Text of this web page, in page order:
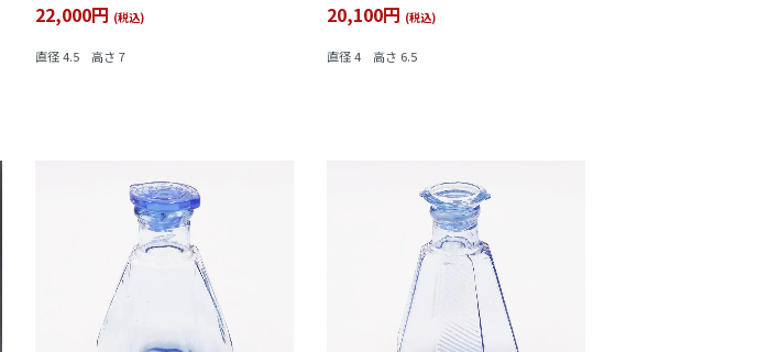
22,000円 (税込)
直径 4.5 高さ 7
20,100円 (税込)
直径 4 高さ 6.5